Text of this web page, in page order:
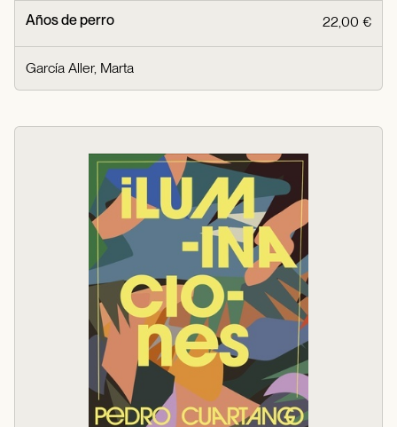
Años de perro 22,00 €
García Aller, Marta